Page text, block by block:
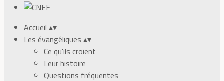
Accueil ▴▾
Les évangéliques ▴▾
Ce qu'ils croient
Leur histoire
Questions fréquentes